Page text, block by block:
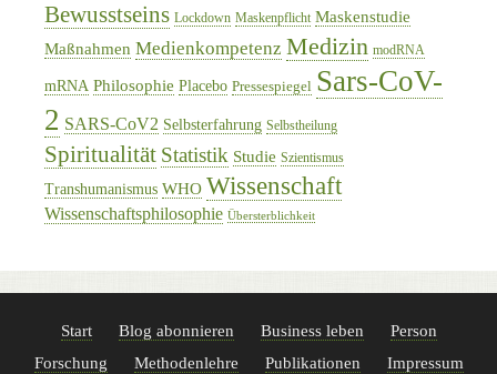
Bewusstseins Lockdown Maskenpflicht Maskenstudie
Maßnahmen Medienkompetenz Medizin modRNA
mRNA Philosophie Placebo Pressespiegel Sars-CoV-
2 SARS-CoV2 Selbsterfahrung Selbstheilung
Spiritualität Statistik Studie Szientismus
Transhumanismus WHO Wissenschaft
Wissenschaftsphilosophie Übersterblichkeit
Start Blog abonnieren Business leben
Person
Forschung
Methodenlehre Publikationen Impressum